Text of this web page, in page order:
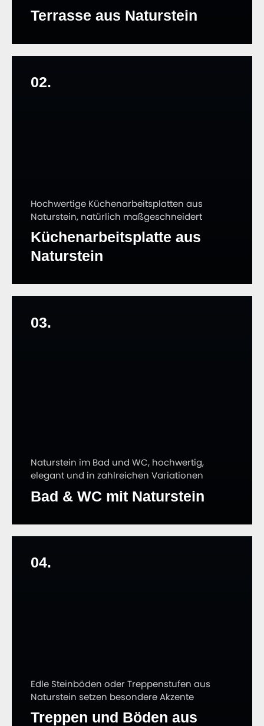
Terrasse aus Naturstein
02.
Hochwertige Küchenarbeitsplatten aus
Naturstein, natürlich maßgeschneidert
Küchenarbeitsplatte aus
Naturstein
03.
Naturstein im Bad und WC, hochwertig,
elegant und in zahlreichen Variationen
Bad & WC mit Naturstein
04.
Edle Steinböden oder Treppenstufen aus
Naturstein setzen besondere Akzente
Treppen und Böden aus